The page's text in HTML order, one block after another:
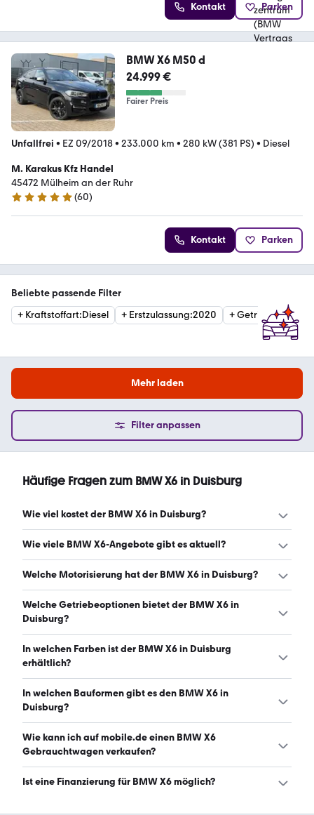
Kontakt Parken
BMW X6 M50 d
24.999 €
Fairer Preis
Unfallfrei • EZ 09/2018• 233.000 km • 280 kW (381 PS) • Diesel
M. Karakus Kfz Handel
45472 Mülheim an der Ruhr
4.9 Sterne
(60)
Kontakt Parken
Beliebte passende Filter
+ Kraftstoffart:Diesel + Erstzulassung:2020 +Getriebe:
Mehr laden
Filter anpassen
Häufige Fragen zum BMW X6 in Duisburg
Wie viel kostet der BMW X6 in Duisburg?
Ein guter Preis für einen BMW X6 in Duisburg liegt
starten ab 578 € monatlich. (Stand: 10.8.2026)
Wie viele BMW X6-Angebote gibt es aktuell?
Es gibt insgesamt 95 BMW X6 bei mobile.de, davon 85
Welche Motorisierung hat der BMW X6 in Duisburg?
Der BMW X6 in Duisburg hat Leistungen zwischen 258 und
449 PS. (Stand: 10.8.2026)
Welche Getriebeoptionen bietet der BMW X6 in
Duisburg?
Der BMW X6 in Duisburg ist mit automatischem und
manuellem Getriebe erhältlich. (Stand: 10.8.2026)
In welchen Farben ist der BMW X6 in Duisburg
erhältlich?
Den BMW X6 in Duisburg gibt es in folgenden Farben:
schwarz, grau, weiß, blau, grün, silber, rot und beige. Die
In welchen Bauformen gibt es den BMW X6 in
Duisburg?
Den BMW X6 in Duisburg gibt es in folgenden Bauformen:
SUV. (Stand: 10.8.2026)
Wie kann ich auf mobile.de einen BMW X6
Gebrauchtwagen verkaufen?
Alle Informationen zum Verkauf an mobile.de-
Ist eine Finanzierung für BMW X6 möglich?